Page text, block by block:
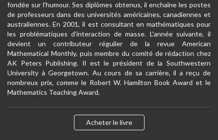
fondée sur l'humour. Ses diplômes obtenus, il enchaîne les postes
de professeurs dans des universités américaines, canadiennes et
australiennes. En 2001, il est consultant en mathématiques pour
les problématiques d'interaction de masse. L'année suivante, il
devient un contributeur régulier de la revue American
Mathematical Monthly, puis membre du comité de rédaction chez
AK Peters Publishing. Il est le président de la Southwestern
University à Georgetown. Au cours de sa carrière, il a reçu de
nombreux prix, comme le Robert W. Hamilton Book Award et le
Mathematics Teaching Award.
Acheter le livre